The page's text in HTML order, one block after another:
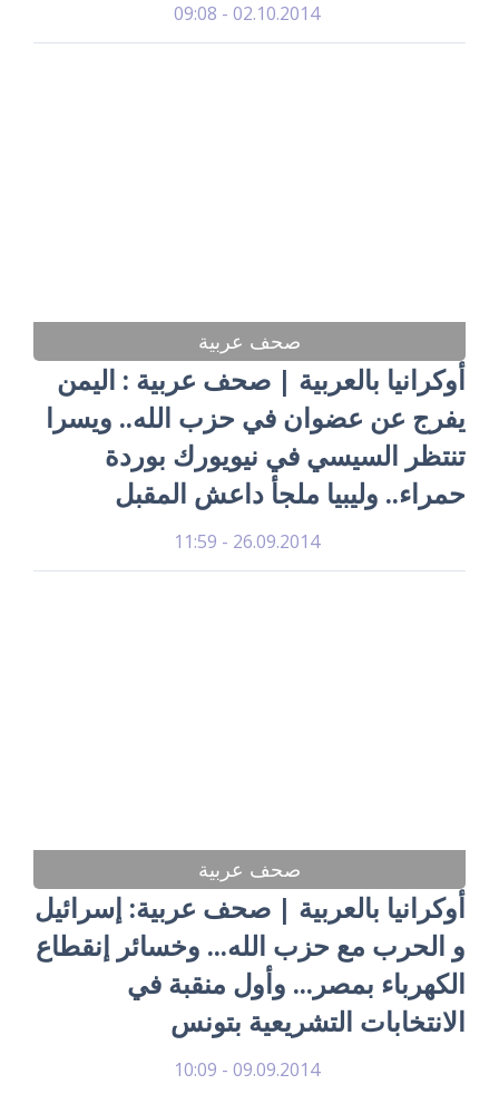
02.10.2014 - 09:08
صحف عربية
أوكرانيا بالعربية | صحف عربية : اليمن
يفرج عن عضوان في حزب الله.. ويسرا
تنتظر السيسي في نيويورك بوردة
حمراء.. وليبيا ملجأ داعش المقبل
26.09.2014 - 11:59
صحف عربية
أوكرانيا بالعربية | صحف عربية: إسرائيل
و الحرب مع حزب الله... وخسائر إنقطاع
الكهرباء بمصر... وأول منقبة في
الانتخابات التشريعية بتونس
09.09.2014 - 10:09